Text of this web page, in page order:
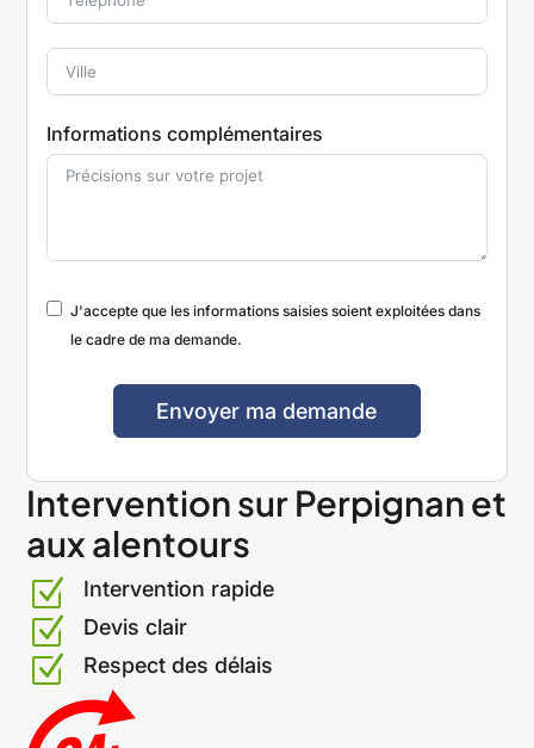
Informations complémentaires
J'accepte que les informations saisies soient exploitées dans
le cadre de ma demande.
Envoyer ma demande
A
l
t
e
r
n
a
t
v
Intervention sur Perpignan et
aux alentours
Z Intervention rapide
Z Devis clair
Z Respect des délais